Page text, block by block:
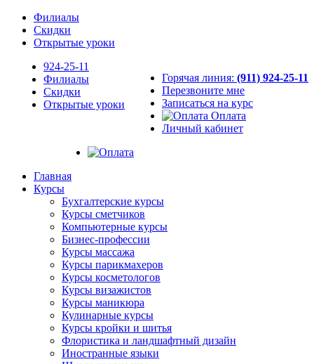
Филиалы
Скидки
Открытые уроки
Горячая линия: (911) 924-25-11
Перезвоните мне
Записаться на курс
Оплата
Личный кабинет
924-25-11
Филиалы
Скидки
Открытые уроки
Главная
Курсы
Бухгалтерские курсы
Курсы сметчиков
Компьютерные курсы
Бизнес-профессии
Курсы массажа
Курсы парикмахеров
Курсы косметологов
Курсы визажистов
Курсы маникюра
Кулинарные курсы
Курсы кройки и шитья
Флористика и ландшафтный дизайн
Иностранные языки